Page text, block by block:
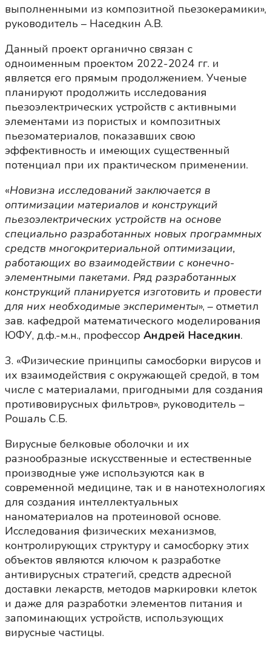
выполненными из композитной пьезокерамики»,
руководитель – Наседкин А.В.
Данный проект органично связан с
одноименным проектом 2022-2024 гг. и
является его прямым продолжением. Ученые
планируют продолжить исследования
пьезоэлектрических устройств с активными
элементами из пористых и композитных
пьезоматериалов, показавших свою
эффективность и имеющих существенный
потенциал при их практическом применении.
«Новизна исследований заключается в
оптимизации материалов и конструкций
пьезоэлектрических устройств на основе
специально разработанных новых программных
средств многокритериальной оптимизации,
работающих во взаимодействии с конечно-
элементными пакетами. Ряд разработанных
конструкций планируется изготовить и провести
для них необходимые эксперименты», – отметил
зав. кафедрой математического моделирования
ЮФУ, д.ф.-м.н., профессор Андрей Наседкин.
3. «Физические принципы самосборки вирусов и
их взаимодействия с окружающей средой, в том
числе с материалами, пригодными для создания
противовирусных фильтров», руководитель –
Рошаль С.Б.
Вирусные белковые оболочки и их
разнообразные искусственные и естественные
производные уже используются как в
современной медицине, так и в нанотехнологиях
для создания интеллектуальных
наноматериалов на протеиновой основе.
Исследования физических механизмов,
контролирующих структуру и самосборку этих
объектов являются ключом к разработке
антивирусных стратегий, средств адресной
доставки лекарств, методов маркировки клеток
и даже для разработки элементов питания и
запоминающих устройств, использующих
вирусные частицы.